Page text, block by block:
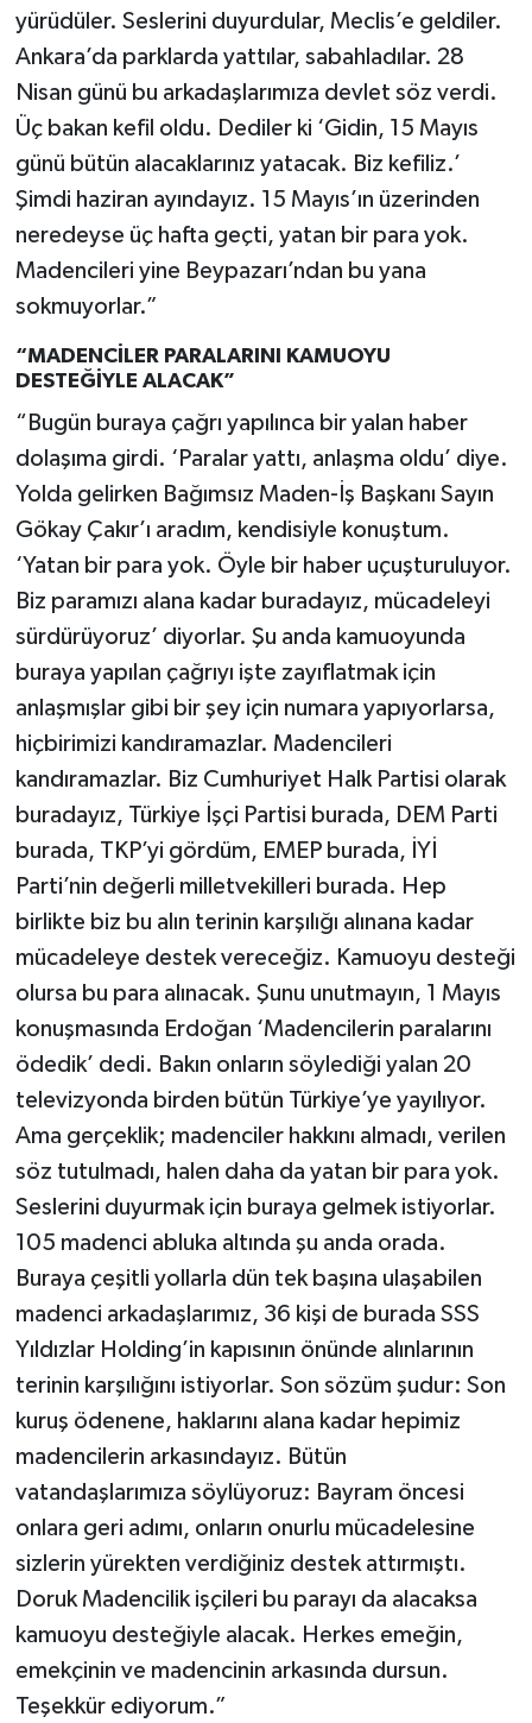
yürüdüler. Seslerini duyurdular, Meclis’e geldiler.
Ankara’da parklarda yattılar, sabahladılar. 28
Nisan günü bu arkadaşlarımıza devlet söz verdi.
Üç bakan kefil oldu. Dediler ki ‘Gidin, 15 Mayıs
günü bütün alacaklarınız yatacak. Biz kefiliz.’
Şimdi haziran ayındayız. 15 Mayıs’ın üzerinden
neredeyse üç hafta geçti, yatan bir para yok.
Madencileri yine Beypazarı’ndan bu yana
sokmuyorlar.”
“MADENCİLER PARALARINI KAMUOYU
DESTEĞİYLE ALACAK”
“Bugün buraya çağrı yapılınca bir yalan haber
dolaşıma girdi. ‘Paralar yattı, anlaşma oldu’ diye.
Yolda gelirken Bağımsız Maden-İş Başkanı Sayın
Gökay Çakır’ı aradım, kendisiyle konuştum.
‘Yatan bir para yok. Öyle bir haber uçuşturuluyor.
Biz paramızı alana kadar buradayız, mücadeleyi
sürdürüyoruz’ diyorlar. Şu anda kamuoyunda
buraya yapılan çağrıyı işte zayıflatmak için
anlaşmışlar gibi bir şey için numara yapıyorlarsa,
hiçbirimizi kandıramazlar. Madencileri
kandıramazlar. Biz Cumhuriyet Halk Partisi olarak
buradayız, Türkiye İşçi Partisi burada, DEM Parti
burada, TKP’yi gördüm, EMEP burada, İYİ
Parti’nin değerli milletvekilleri burada. Hep
birlikte biz bu alın terinin karşılığı alınana kadar
mücadeleye destek vereceğiz. Kamuoyu desteği
olursa bu para alınacak. Şunu unutmayın, 1 Mayıs
konuşmasında Erdoğan ‘Madencilerin paralarını
ödedik’ dedi. Bakın onların söylediği yalan 20
televizyonda birden bütün Türkiye’ye yayılıyor.
Ama gerçeklik; madenciler hakkını almadı, verilen
söz tutulmadı, halen daha da yatan bir para yok.
Seslerini duyurmak için buraya gelmek istiyorlar.
105 madenci abluka altında şu anda orada.
Buraya çeşitli yollarla dün tek başına ulaşabilen
madenci arkadaşlarımız, 36 kişi de burada SSS
Yıldızlar Holding’in kapısının önünde alınlarının
terinin karşılığını istiyorlar. Son sözüm şudur: Son
kuruş ödenene, haklarını alana kadar hepimiz
madencilerin arkasındayız. Bütün
vatandaşlarımıza söylüyoruz: Bayram öncesi
onlara geri adımı, onların onurlu mücadelesine
sizlerin yürekten verdiğiniz destek attırmıştı.
Doruk Madencilik işçileri bu parayı da alacaksa
kamuoyu desteğiyle alacak. Herkes emeğin,
emekçinin ve madencinin arkasında dursun.
Teşekkür ediyorum.”